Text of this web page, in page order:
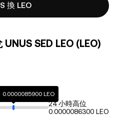
換 LEO
SED LEO (LEO)
0.0000085900 LEO
24 小時高位
0.0000086300 LEO